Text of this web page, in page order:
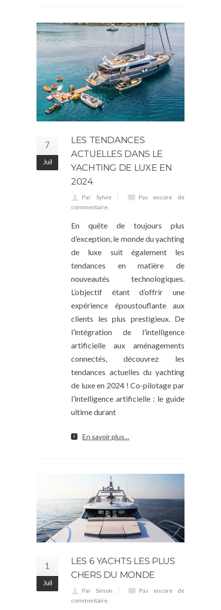
7
Juil
LES TENDANCES
ACTUELLES DANS LE
YACHTING DE LUXE EN
2024
Par Sylvie
Pas encore de
commentaire.
En quête de toujours plus
d’exception, le monde du yachting
de luxe suit également les
tendances en matière de
nouveautés technologiques.
L’objectif étant d’offrir une
expérience époustouflante aux
clients les plus prestigieux. De
l’intégration de l’intelligence
artificielle aux aménagements
connectés, découvrez les
tendances actuelles du yachting
de luxe en 2024 ! Co-pilotage par
l’intelligence artificielle : le guide
ultime durant
En savoir plus…
1
Juil
LES 6 YACHTS LES PLUS
CHERS DU MONDE
Par Simon
Pas encore de
commentaire.